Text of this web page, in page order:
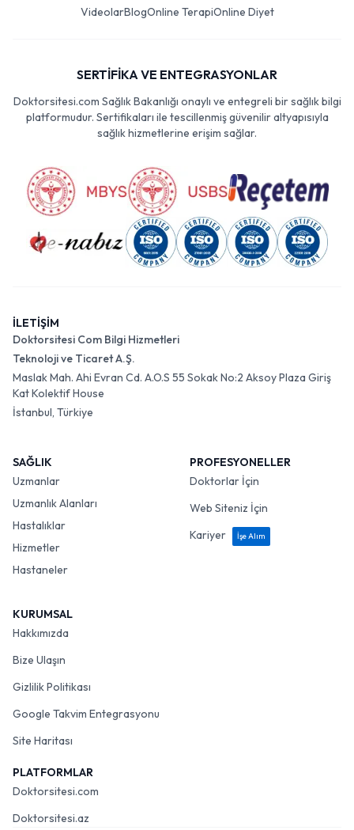
VideolarBlogOnline TerapiOnline Diyet
SERTİFİKA VE ENTEGRASYONLAR
Doktorsitesi.com Sağlık Bakanlığı onaylı ve entegreli bir sağlık bilgi
platformudur. Sertifikaları ile tescillenmiş güvenilir altyapısıyla
sağlık hizmetlerine erişim sağlar.
İLETİŞİM
Doktorsitesi Com Bilgi Hizmetleri
Teknoloji ve Ticaret A.Ş.
Maslak Mah. Ahi Evran Cd. A.O.S 55 Sokak No:2 Aksoy Plaza Giriş
Kat Kolektif House
İstanbul, Türkiye
SAĞLIK
Uzmanlar
Uzmanlık Alanları
Hastalıklar
Hizmetler
Hastaneler
PROFESYONELLER
Doktorlar İçin
Web Siteniz İçin
Kariyer
İşe Alım
KURUMSAL
Hakkımızda
Bize Ulaşın
Gizlilik Politikası
Google Takvim Entegrasyonu
Site Haritası
PLATFORMLAR
Doktorsitesi.com
Doktorsitesi.az